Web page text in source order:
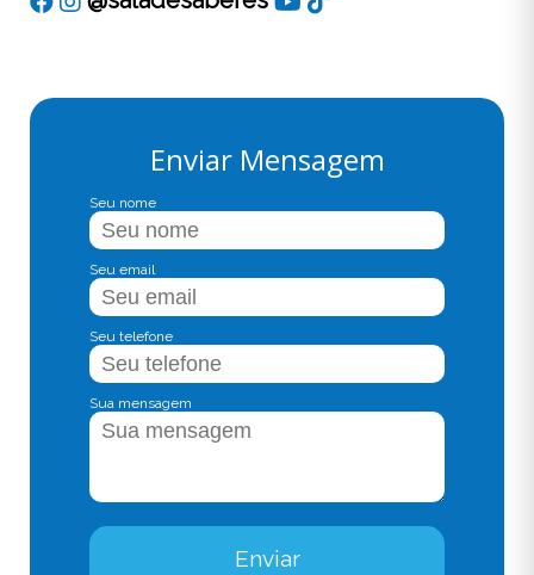
Enviar Mensagem
Seu nome
Seu email
Seu telefone
Sua mensagem
Enviar